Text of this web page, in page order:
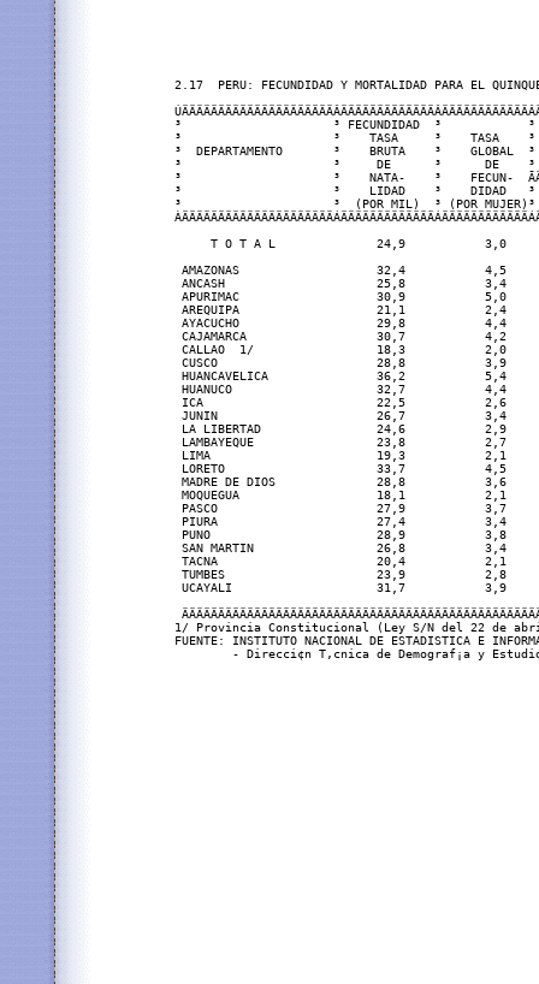
2.17  PERU: FECUNDIDAD Y MORTALIDAD PARA EL
³                     ³ FECUNDIDAD  ³
³                     ³    TASA     ³    TASA    ³
³  DEPARTAMENTO       ³    BRUTA    ³
³                     ³     DE      ³      DE    ³
³                     ³    NATA-    ³    FECUN-
³                     ³    LIDAD    ³    DIDAD   ³
³                     ³  (POR MIL)  ³ (POR
T O T A L              24,9           3,0
AMAZONAS                   32,4           4,5
ANCASH                     25,8           3,4
APURIMAC                   30,9           5,0
AREQUIPA                   21,1           2,4
AYACUCHO                   29,8           4,4
CAJAMARCA                  30,7           4,2
CALLAO  1/                 18,3           2,0
CUSCO                      28,8           3,9
HUANCAVELICA               36,2
HUANUCO                    32,7           4,4
ICA                        22,5           2,6
JUNIN                      26,7           3,4
LA LIBERTAD                24,6           2,9
LAMBAYEQUE                 23,8
LIMA                       19,3           2,1
LORETO                     33,7           4,5
MADRE DE DIOS              28,8
MOQUEGUA                   18,1           2,1
PASCO                      27,9           3,7
PIURA                      27,4           3,4
PUNO                       28,9           3,8
SAN MARTIN                 26,8           3,4
TACNA                      20,4           2,1
TUMBES                     23,9           2,8
UCAYALI                    31,7           3,9
1/ Provincia Constitucional (Ley S/N del 22 de
FUENTE: INSTITUTO NACIONAL DE ESTADISTICA E